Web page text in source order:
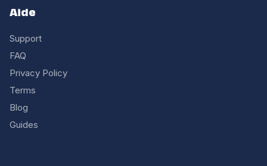
Aide
Support
FAQ
Privacy Policy
Terms
Blog
Guides